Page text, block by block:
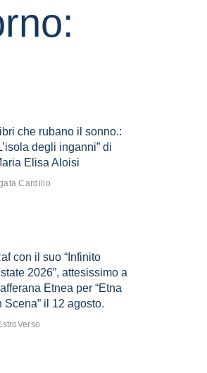
che rubano il sonno.:
degli inganni” di
Elisa Aloisi
Cardillo
con il suo “Infinito
2026”, attesissimo a
Etnea per “Etna
Scena” il 12 agosto.